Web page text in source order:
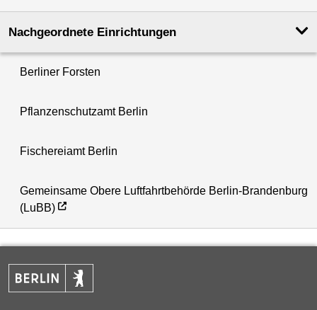
Nachgeordnete Einrichtungen
Berliner Forsten
Pflanzenschutzamt Berlin
Fischereiamt Berlin
Gemeinsame Obere Luftfahrtbehörde Berlin-Brandenburg
(LuBB)